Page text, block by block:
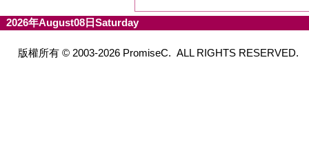
2026年August08日Saturday
版權所有 © 2003-2026 PromiseC. ALL RIGHTS RESERVED.